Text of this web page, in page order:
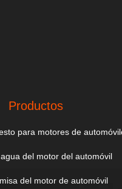
Productos
para motores de
del motor del automóvil
del motor de automóvil